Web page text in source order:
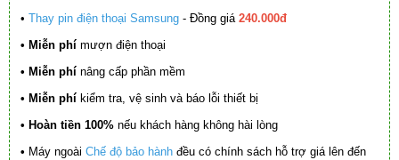
• Thay pin điện thoại Samsung - Đồng giá 240.000đ
• Miễn phí mượn điện thoại
• Miễn phí nâng cấp phần mềm
• Miễn phí kiểm tra, vệ sinh và báo lỗi thiết bị
• Hoàn tiền 100% nếu khách hàng không hài lòng
• Máy ngoài Chế độ bảo hành đều có chính sách hỗ trợ giá lên đến